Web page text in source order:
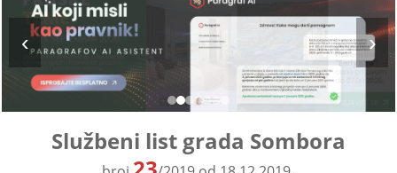
Službeni list grada Sombora